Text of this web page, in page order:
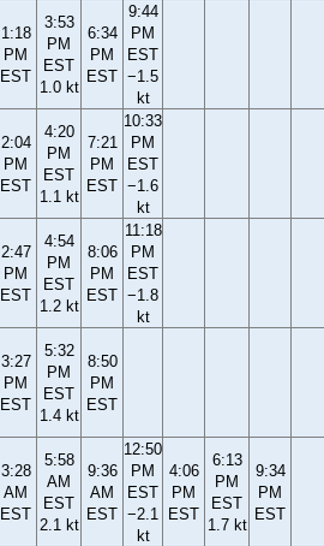
1:18
PM
EST
3:53
PM
EST
1.0 kt
6:34
PM
EST
9:44
PM
EST
−1.5
kt
2:04
PM
EST
4:20
PM
EST
1.1 kt
7:21
PM
EST
10:33
PM
EST
−1.6
kt
2:47
PM
EST
4:54
PM
EST
1.2 kt
8:06
PM
EST
11:18
PM
EST
−1.8
kt
3:27
PM
EST
5:32
PM
EST
1.4 kt
8:50
PM
EST
3:28
AM
EST
5:58
AM
EST
2.1 kt
9:36
AM
EST
12:50
PM
EST
−2.1
kt
4:06
PM
EST
6:13
PM
EST
1.7 kt
9:34
PM
EST